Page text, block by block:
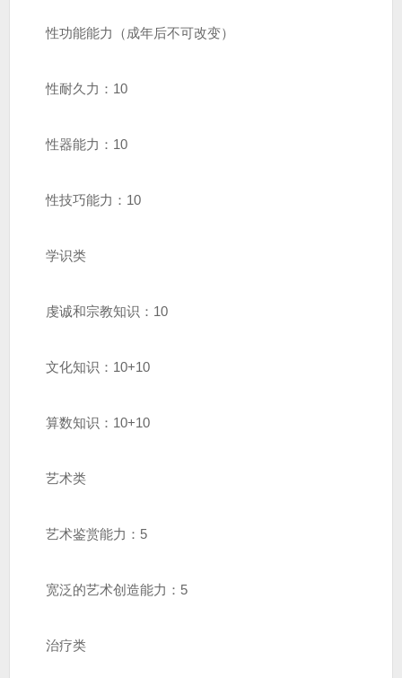
性功能能力（成年后不可改变）
性耐久力：10
性器能力：10
性技巧能力：10
学识类
虔诚和宗教知识：10
文化知识：10+10
算数知识：10+10
艺术类
艺术鉴赏能力：5
宽泛的艺术创造能力：5
治疗类